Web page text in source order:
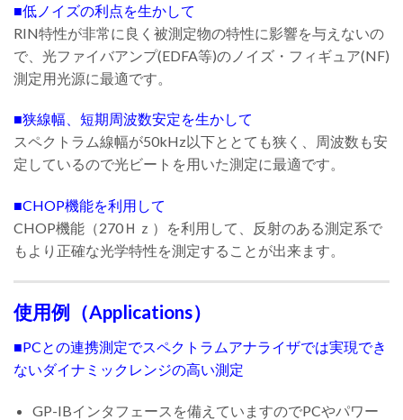
■低ノイズの利点を生かして
RIN特性が非常に良く被測定物の特性に影響を与えないの
で、光ファイバアンプ(EDFA等)のノイズ・フィギュア(NF)
測定用光源に最適です。
■狭線幅、短期周波数安定を生かして
スペクトラム線幅が50kHz以下ととても狭く、周波数も安
定しているので光ビートを用いた測定に最適です。
■CHOP機能を利用して
CHOP機能（270Ｈｚ）を利用して、反射のある測定系で
もより正確な光学特性を測定することが出来ます。
使用例（Applications）
■PCとの連携測定でスペクトラムアナライザでは実現でき
ないダイナミックレンジの高い測定
GP-IBインタフェースを備えていますのでPCやパワー